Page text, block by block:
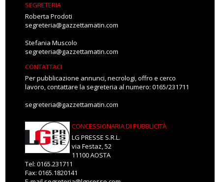
SEGRETERIA
Roberta Prodoti
segreteria@gazzettamatin.com
Stefania Muscolo
segreteria@gazzettamatin.com
CONTATTACI
Per pubblicazione annunci, necrologi, offro e cerco
lavoro, contattare la segreteria al numero: 0165/231711
segreteria@gazzettamatin.com
CONCESSIONARIA DI PUBBLICITÀ
LG PRESSE S.R.L.
via Festaz, 52
11100 AOSTA
Tel: 0165.231711
Fax: 0165.1820141